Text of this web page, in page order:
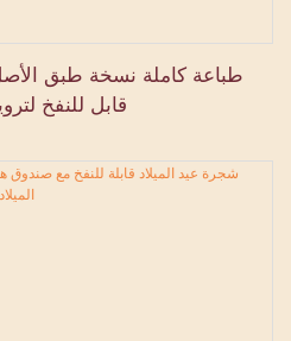
طباعة كاملة نسخة طبق
قابل للنفخ